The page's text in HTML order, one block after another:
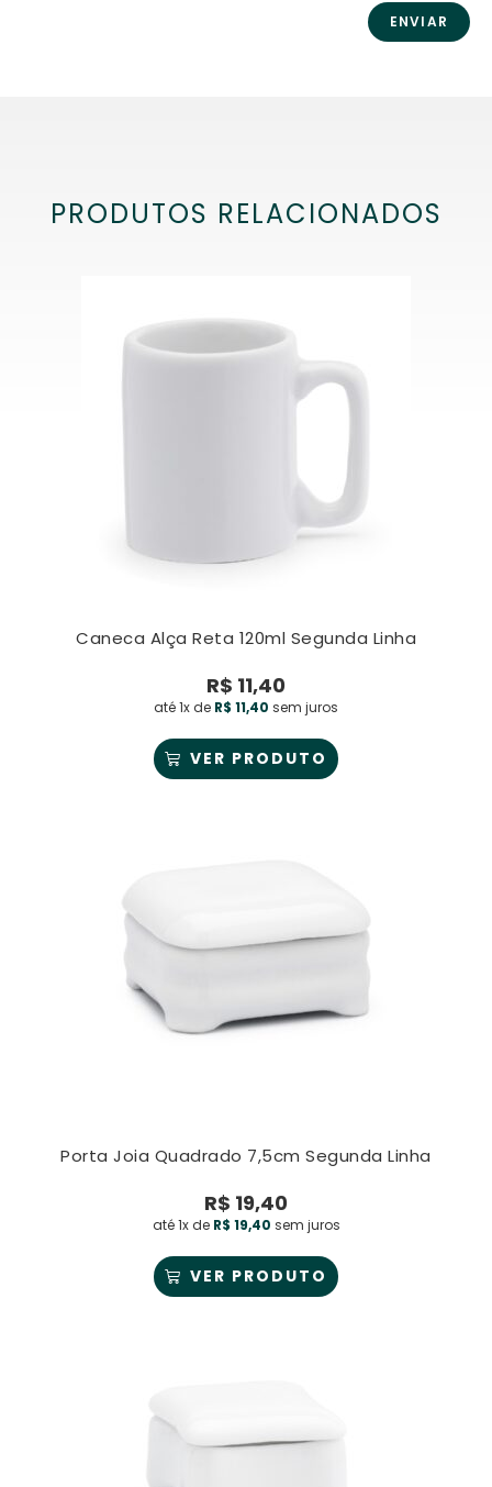
PRODUTOS RELACIONADOS
Caneca Alça Reta 120ml Segunda Linha
R$ 11,40
até 1x de R$ 11,40 sem juros
VER PRODUTO
Porta Joia Quadrado 7,5cm Segunda Linha
R$ 19,40
até 1x de R$ 19,40 sem juros
VER PRODUTO